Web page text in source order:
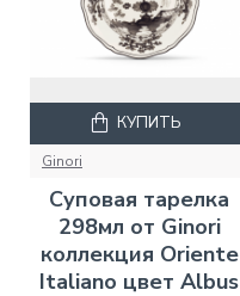
Ginori
Суповая тарелка
298мл от Ginori
коллекция Oriente
Italiano цвет Albus
КУПИТЬ